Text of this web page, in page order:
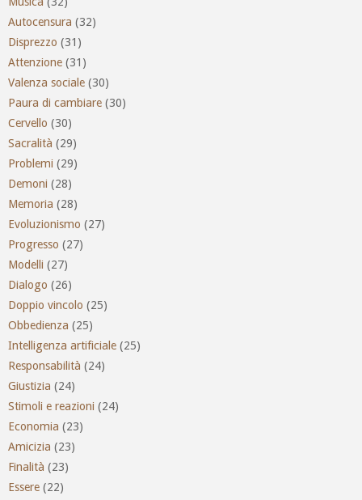
Autocensura (32)
Disprezzo (31)
Attenzione (31)
Valenza sociale (30)
Paura di cambiare (30)
Cervello (30)
Sacralità (29)
Problemi (29)
Demoni (28)
Memoria (28)
Evoluzionismo (27)
Progresso (27)
Modelli (27)
Dialogo (26)
Doppio vincolo (25)
Obbedienza (25)
Intelligenza artificiale (25)
Responsabilità (24)
Giustizia (24)
Stimoli e reazioni (24)
Economia (23)
Amicizia (23)
Finalità (23)
Essere (22)